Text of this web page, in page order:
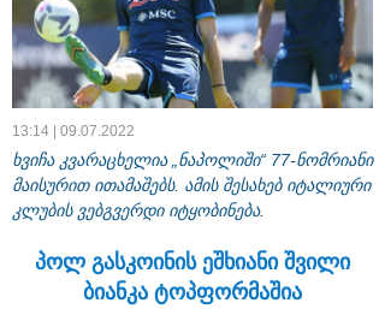
13:14 | 09.07.2022
ხვიჩა კვარაცხელია „ნაპოლიში“ 77-ნომრიანი
მაისურით ითამაშებს. ამის შესახებ იტალიური
კლუბის ვებგვერდი იტყობინება.
პოლ გასკოინის ეშხიანი შვილი
ბიანკა ტოპფორმაშია